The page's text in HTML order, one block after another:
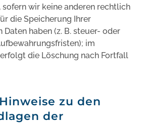
sofern wir keine anderen rechtlich
die Speicherung Ihrer
Daten haben (z. B. steuer- oder
im
die Löschung nach Fortfall
zu den
der